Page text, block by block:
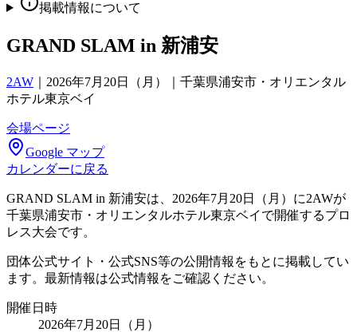
掲載情報について
GRAND SLAM in 新浦安
2AW
2026年7月20日（月）｜千葉県浦安市・オリエンタル
ホテル東京ベイ
会場ページ
Google マップ
カレンダーに戻る
GRAND SLAM in 新浦安は、2026年7月20日（月）に2AWが
千葉県浦安市・オリエンタルホテル東京ベイで開催するプロ
レス大会です。
団体公式サイト・公式SNS等の公開情報をもとに掲載してい
ます。最新情報は公式情報をご確認ください。
開催日時
2026年7月20日（月）